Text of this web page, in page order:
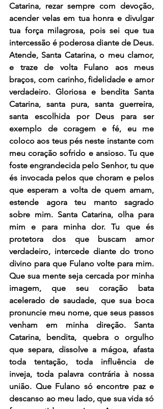
Catarina, rezar sempre com devoção,
acender velas em tua honra e divulgar
tua força milagrosa, pois sei que tua
intercessão é poderosa diante de Deus.
Atende, Santa Catarina, o meu clamor,
e traze de volta Fulano aos meus
braços, com carinho, fidelidade e amor
verdadeiro. Gloriosa e bendita Santa
Catarina, santa pura, santa guerreira,
santa escolhida por Deus para ser
exemplo de coragem e fé, eu me
coloco aos teus pés neste instante com
meu coração sofrido e ansioso. Tu que
foste engrandecida pelo Senhor, tu que
és invocada pelos que choram e pelos
que esperam a volta de quem amam,
estende agora teu manto sagrado
sobre mim. Santa Catarina, olha para
mim e para minha dor. Tu que és
protetora dos que buscam amor
verdadeiro, intercede diante do trono
divino para que Fulano volte para mim.
Que sua mente seja cercada por minha
imagem, que seu coração bata
acelerado de saudade, que sua boca
pronuncie meu nome, que seus passos
venham em minha direção. Santa
Catarina, bendita, quebra o orgulho
que separa, dissolve a mágoa, afasta
toda tentação, toda influência de
inveja, toda palavra contrária à nossa
união. Que Fulano só encontre paz e
descanso ao meu lado, que sua vida só